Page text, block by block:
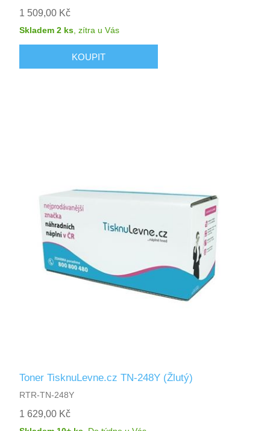
1 509,00 Kč
Skladem 2 ks,zítra u Vás
Toner TisknuLevne.cz TN-248Y (Žlutý)
RTR-TN-248Y
1 629,00 Kč